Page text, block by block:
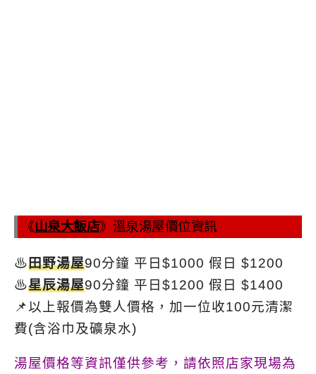
《山泉大飯店》溫泉湯屋價位資訊
♨田野湯屋90分鐘 平日$1000 假日 $1200
♨星辰湯屋90分鐘 平日$1200 假日 $1400
📌以上報價為雙人價格，加一位收100元清潔
費(含浴巾及礦泉水)
湯屋價格等資訊僅供參考，請依照店家現場為